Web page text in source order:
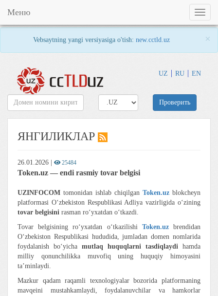
Vebsaytning yangi versiyasiga o'tish: new.cctld.uz ×
UZ RU EN
Toggle
Меню
Проверить
ЯНГИЛИКЛАР
26.01.2026 25484
Token.uz — endi rasmiy tovar belgisi
UZINFOCOM tomonidan ishlab chiqilgan Token.uz blokcheyn
platformasi O‘zbekiston Respublikasi Adliya vazirligida o‘zining
tovar belgisini rasman ro‘yxatdan o‘tkazdi.
Tovar belgisining ro‘yxatdan o‘tkazilishi Token.uzbrendidan
O‘zbekiston Respublikasi hududida, jumladan domen nomlarida
foydalanish bo‘yicha mutlaq huquqlarni tasdiqlaydi hamda
milliy qonunchilikka muvofiq uning huquqiy himoyasini
ta’minlaydi.
Mazkur qadam raqamli texnologiyalar bozorida platformaning
mavqeini mustahkamlaydi, foydalanuvchilar va hamkorlar